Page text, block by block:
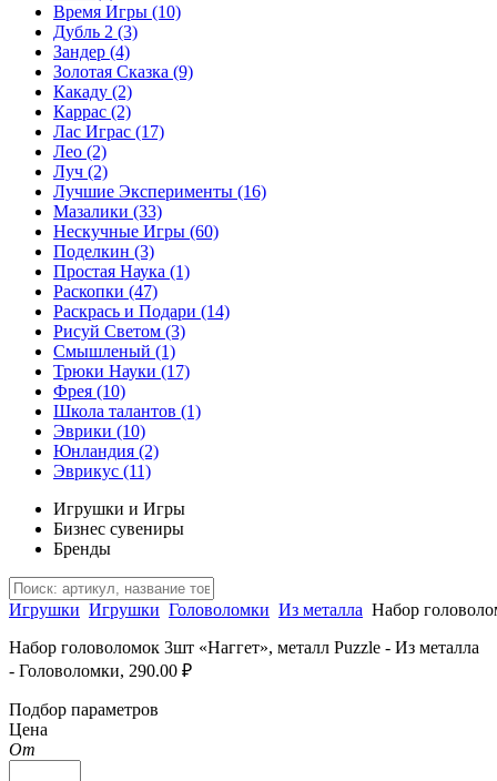
Время Игры (10)
Дубль 2 (3)
Зандер (4)
Золотая Сказка (9)
Какаду (2)
Каррас (2)
Лас Играс (17)
Лео (2)
Луч (2)
Лучшие Эксперименты (16)
Мазалики (33)
Нескучные Игры (60)
Поделкин (3)
Простая Наука (1)
Раскопки (47)
Раскрась и Подари (14)
Рисуй Светом (3)
Смышленый (1)
Трюки Науки (17)
Фрея (10)
Школа талантов (1)
Эврики (10)
Юнландия (2)
Эврикус (11)
Игрушки и Игры
Бизнес сувениры
Бренды
Игрушки Игрушки Головоломки Из металла Набор
Набор головоломок 3шт «Наггет», металл Puzzle - Из металла
- Головоломки, 290.00 ₽
Подбор параметров
Цена
От